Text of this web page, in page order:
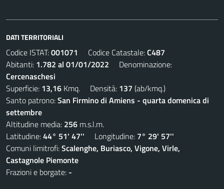
DATI TERRITORIALI
Codice ISTAT:001071 Codice Catastale:C487
Abitanti: 1.782 al 01/01/2022 Denominazione:
Cercenaschesi
Superficie: 13,16 Kmq. Densità: 137 (ab/kmq.)
Santo patrono:San Firmino di Amiens - quarta domenica di
settembre
Altitudine media: 256 m.s.l.m.
Latitudine:44° 51' 47'' Longitudine: 7° 29' 57''
Comuni limitrofi:Scalenghe, Buriasco, Vigone, Virle,
Castagnole Piemonte
Frazioni e borgate: -